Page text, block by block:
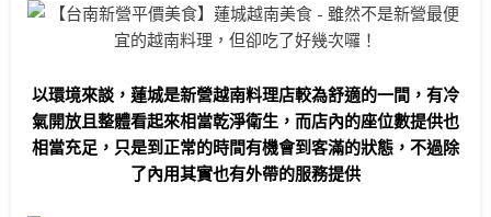
以環境來談，蓮城是新營越南料理店較為舒適的一間，有冷
氣開放且整體看起來相當乾淨衛生，而店內的座位數提供也
相當充足，只是到正常的時間有機會到客滿的狀態，不過除
了內用其實也有外帶的服務提供